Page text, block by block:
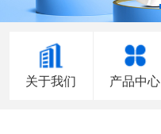
关于我们 产品中心